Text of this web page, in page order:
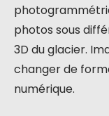
photos sous
3D du glacier.
changer de
numérique.